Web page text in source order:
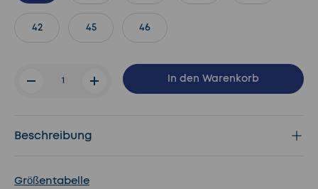
42 45 46
-
+
In den Warenkorb
Beschreibung
Größentabelle